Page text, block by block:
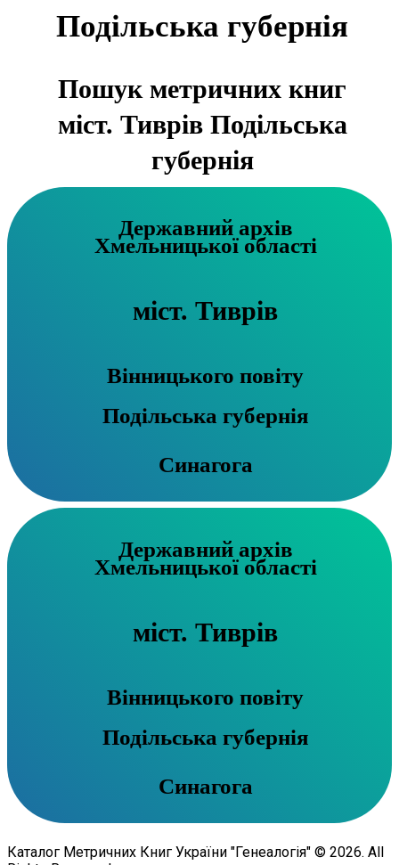
Подільська губернія
Пошук метричних книг
міст. Тиврів Подільська
губернія
Державний архів
Хмельницької області
міст. Тиврів
Вінницького повіту
Подільська губернія
Синагога
Державний архів
Хмельницької області
міст. Тиврів
Вінницького повіту
Подільська губернія
Синагога
Каталог Метричних Книг України "Генеалогія" © 2026. All